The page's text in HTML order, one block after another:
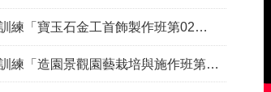
首飾製作班第02期」新生甄試通知單暨注意事項
園藝栽培與施作班第2期」甄試通知單暨注意事項